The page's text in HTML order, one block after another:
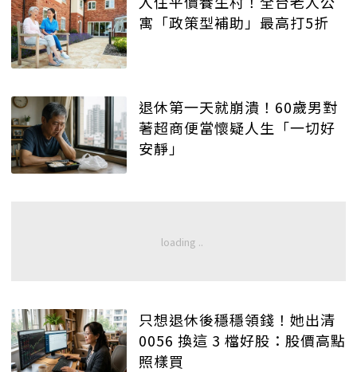
寓「政策型補助」最高打5折
退休第一天就崩潰！60歲男對
著超商便當懷疑人生「一切好
安靜」
只想退休後穩穩領錢！她出清
0056 換這 3 檔好股：股價高點
照樣買